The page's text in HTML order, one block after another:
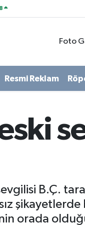
Foto
Resmi Reklam
B.Ç.
orada